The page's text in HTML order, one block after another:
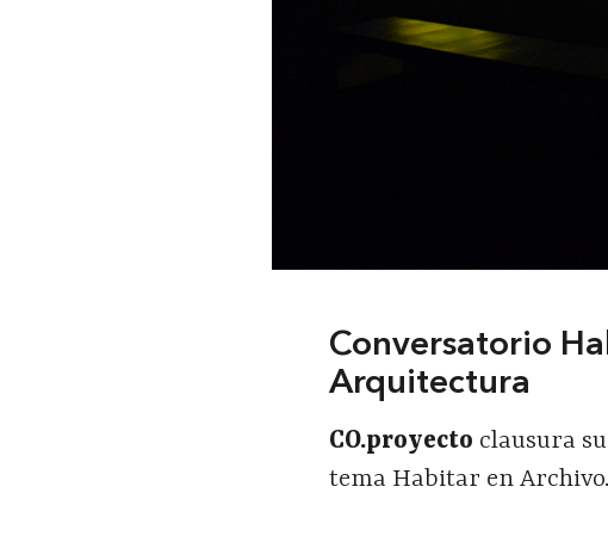
Conversatorio
Arquitectura
CO.proyecto clausura
tema Habitar en